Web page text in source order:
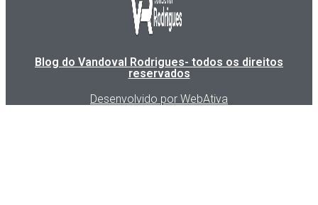
Blog do Vandoval Rodrigues- todos os direitos
reservados
Desenvolvido por WebAtiva